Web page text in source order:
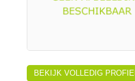
BEKIJK VOLLEDIG PROFIEL